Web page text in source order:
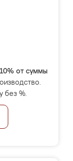
10% от суммы
без %.